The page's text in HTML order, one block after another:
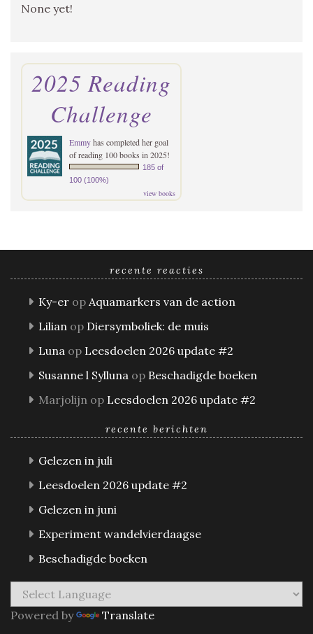
None yet!
2025 Reading
Challenge
Emmyhas completed her goal
of reading 100 books in 2025!
185 of
100 (100%)
view books
recente reacties
Ky-er op Aquamarkers van de action
Lilian op Diersymboliek: de muis
Luna op Leesdoelen 2026 update #2
Susanne l Sylluna op Beschadigde boeken
Marjolijn op Leesdoelen 2026 update #2
recente berichten
Gelezen in juli
Leesdoelen 2026 update #2
Gelezen in juni
Experiment wandelvierdaagse
Beschadigde boeken
Powered by Translate